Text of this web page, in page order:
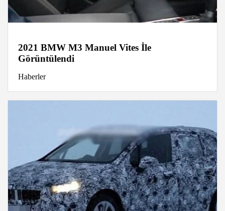
2021 BMW M3 Manuel Vites İle
Görüntülendi
Haberler